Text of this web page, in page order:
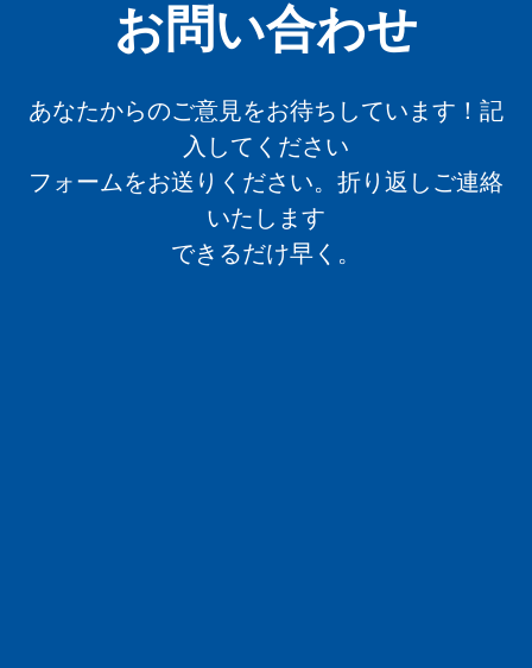
お問い合わせ
あなたからのご意見をお待ちしています！記
入してください
フォームをお送りください。折り返しご連絡
いたします
できるだけ早く。